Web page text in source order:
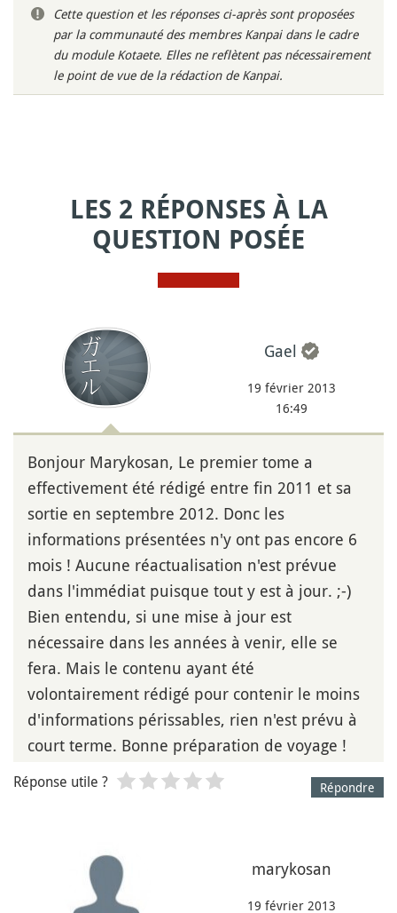
Cette question et les réponses ci-après sont proposées
par la communauté des membres Kanpai dans le cadre
du module Kotaete. Elles ne reflètent pas nécessairement
le point de vue de la rédaction de Kanpai.
LES 2 RÉPONSES À LA
QUESTION POSÉE
Gael
19 février 2013
16:49
Bonjour Marykosan, Le premier tome a
effectivement été rédigé entre fin 2011 et sa
sortie en septembre 2012. Donc les
informations présentées n'y ont pas encore 6
mois ! Aucune réactualisation n'est prévue
dans l'immédiat puisque tout y est à jour. ;-)
Bien entendu, si une mise à jour est
nécessaire dans les années à venir, elle se
fera. Mais le contenu ayant été
volontairement rédigé pour contenir le moins
d'informations périssables, rien n'est prévu à
court terme. Bonne préparation de voyage !
Répondre
Réponse utile ?
marykosan
19 février 2013